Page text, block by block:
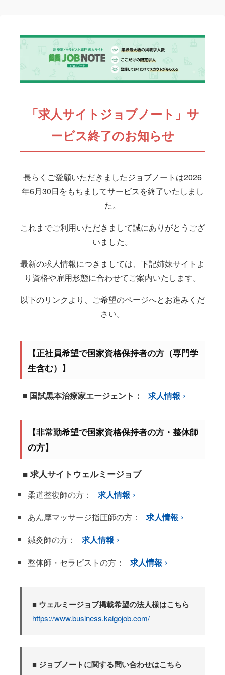
「求人サイトジョブノート」サ
ービス終了のお知らせ
長らくご愛顧いただきましたジョブノートは2026
年6月30日をもちましてサービスを終了いたしまし
た。
これまでご利用いただきまして誠にありがとうござ
いました。
最新の求人情報につきましては、下記姉妹サイトよ
り資格や雇用形態に合わせてご案内いたします。
以下のリンクより、ご希望のページへとお進みくだ
さい。
【正社員希望で国家資格保持者の方（専門学
生含む）】
■ 国試黒本治療家エージェント： 求人情報
【非常勤希望で国家資格保持者の方・整体師
の方】
■ 求人サイトウェルミージョブ
柔道整復師の方：
求人情報
あん摩マッサージ指圧師の方：
求人情報
鍼灸師の方：
求人情報
整体師・セラピストの方：
求人情報
■ ウェルミージョブ掲載希望の法人様はこちら
https://www.business.kaigojob.com/
■ ジョブノートに関する問い合わせはこちら